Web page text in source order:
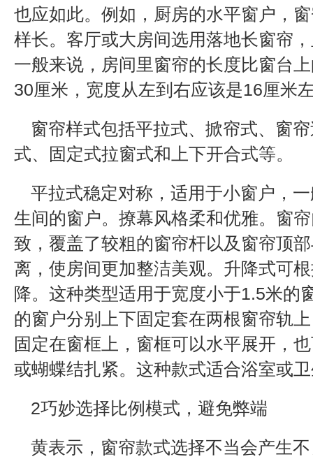
也应如此。例如，厨房的水平窗户，
样长。客厅或大房间选用落地长窗帘
一般来说，房间里窗帘的长度比窗台
30厘米，宽度从左到右应该是16厘米
窗帘样式包括平拉式、掀帘式、窗
式、固定式拉窗式和上下开合式等。
平拉式稳定对称，适用于小窗户，
生间的窗户。撩幕风格柔和优雅。窗
致，覆盖了较粗的窗帘杆以及窗帘顶
离，使房间更加整洁美观。升降式可
降。这种类型适用于宽度小于1.5米的
的窗户分别上下固定套在两根窗帘轨
固定在窗框上，窗框可以水平展开，
或蝴蝶结扎紧。这种款式适合浴室或
2巧妙选择比例模式，避免弊端
黄表示，窗帘款式选择不当会产生